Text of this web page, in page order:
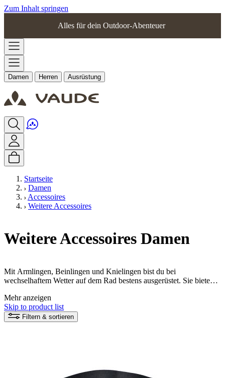
Zum Inhalt springen
Alles für dein Outdoor-Abenteuer
Damen Herren Ausrüstung
Startseite
Damen
Accessoires
Weitere Accessoires
Weitere Accessoires Damen
Mit Armlingen, Beinlingen und Knielingen bist du bei
wechselhaftem Wetter auf dem Rad bestens ausgerüstet. Sie bieten
deine Hose vor Kettenschmutz. Entdecke nachhaltige VAUDE
Accessoires für Damen für deine umweltfreundlichen Bike-
Abenteuer!
Mehr anzeigen
Skip to product list
Filtern & sortieren